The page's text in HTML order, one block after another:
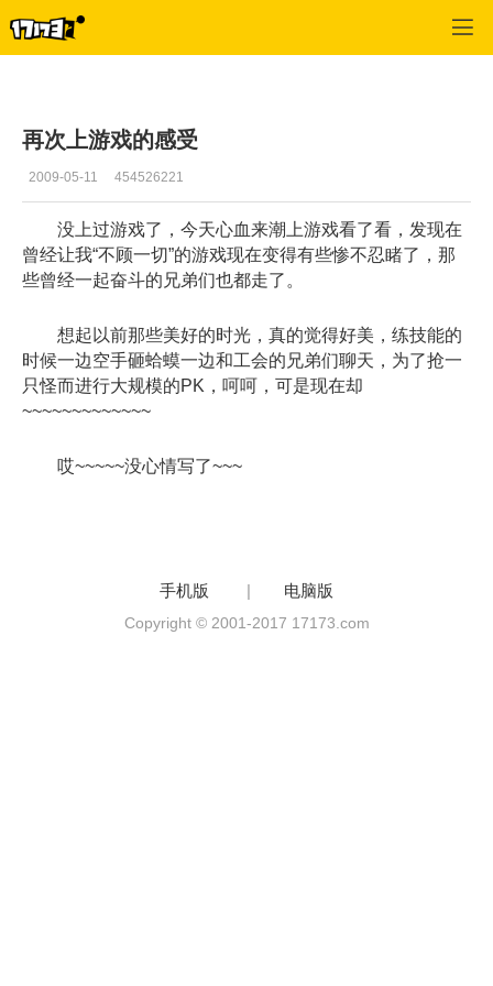
再次上游戏的感受
2009-05-11 454526221
没上过游戏了，今天心血来潮上游戏看了看，发现在
曾经让我“不顾一切”的游戏现在变得有些惨不忍睹了，那
些曾经一起奋斗的兄弟们也都走了。
想起以前那些美好的时光，真的觉得好美，练技能的
时候一边空手砸蛤蟆一边和工会的兄弟们聊天，为了抢一
只怪而进行大规模的PK，呵呵，可是现在却
~~~~~~~~~~~~~
哎~~~~~没心情写了~~~
手机版 | 电脑版
Copyright © 2001-2017 17173.com